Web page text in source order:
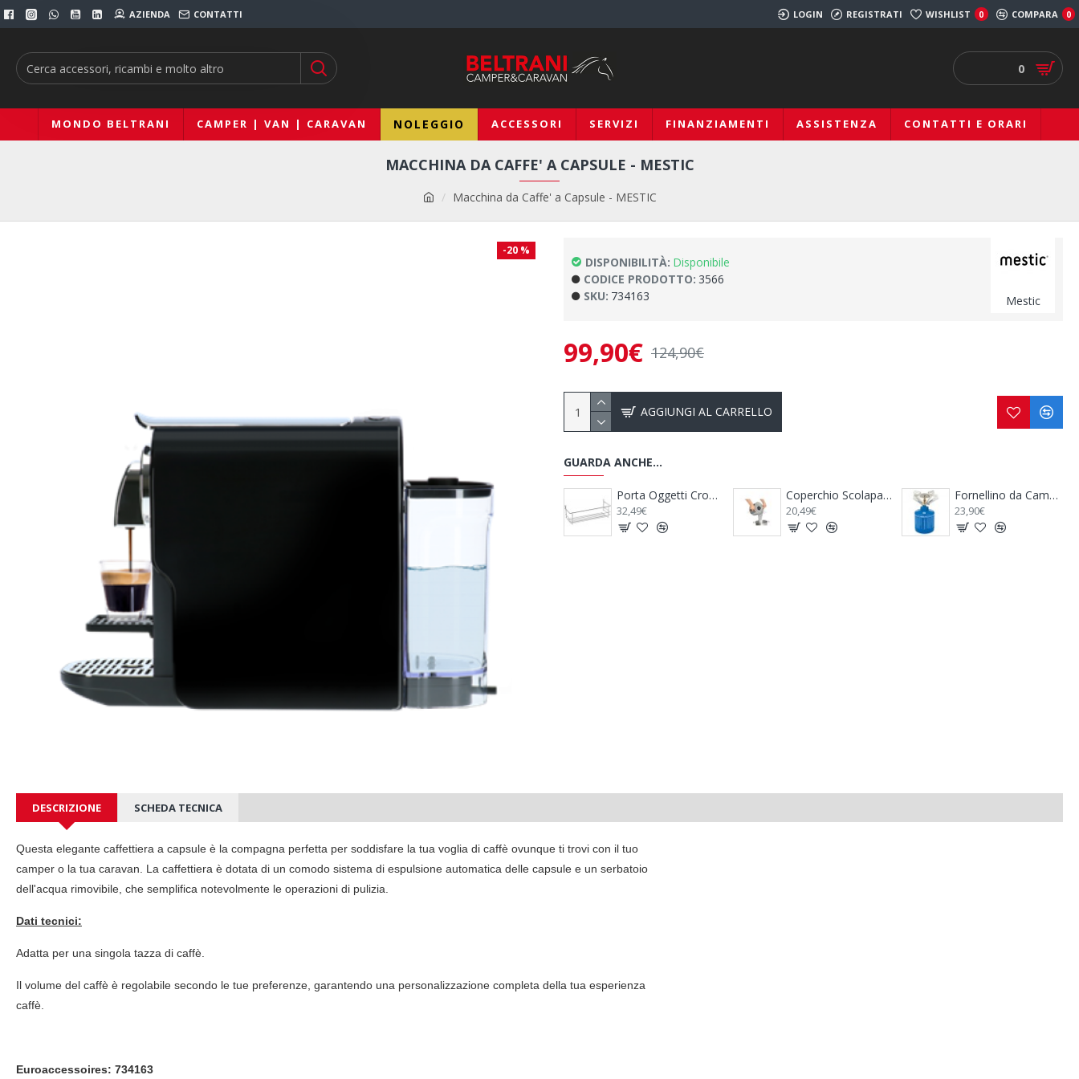
AZIENDA CONTATTI LOGIN REGISTRATI WISHLIST 0 COMPARA 0
0
MONDO BELTRANI CAMPER | VAN | CARAVAN NOLEGGIO ACCESSORI SERVIZI FINANZIAMENTI ASSISTENZA CONTATTI E ORARI
Macchina da Caffe' a Capsule - MESTIC
MACCHINA DA CAFFE' A CAPSULE - MESTIC
-20 %
DISPONIBILITÀ: Disponibile
CODICE PRODOTTO: 3566
SKU: 734163 Mestic
99,90€ 124,90€
AGGIUNGI AL CARRELLO
GUARDA ANCHE...
23,90€ 32,49€ 20,49€ 23,90€ 49,00€
DESCRIZIONE SCHEDA TECNICA
Questa elegante caffettiera a capsule è la compagna perfetta per soddisfare la tua voglia di caffè ovunque ti trovi con il tuo
camper o la tua caravan. La caffettiera è dotata di un comodo sistema di espulsione automatica delle capsule e un serbatoio
dell'acqua rimovibile, che semplifica notevolmente le operazioni di pulizia.
Dati tecnici:
Adatta per una singola tazza di caffè.
Il volume del caffè è regolabile secondo le tue preferenze, garantendo una personalizzazione completa della tua esperienza
caffè.
Euroaccessoires: 734163